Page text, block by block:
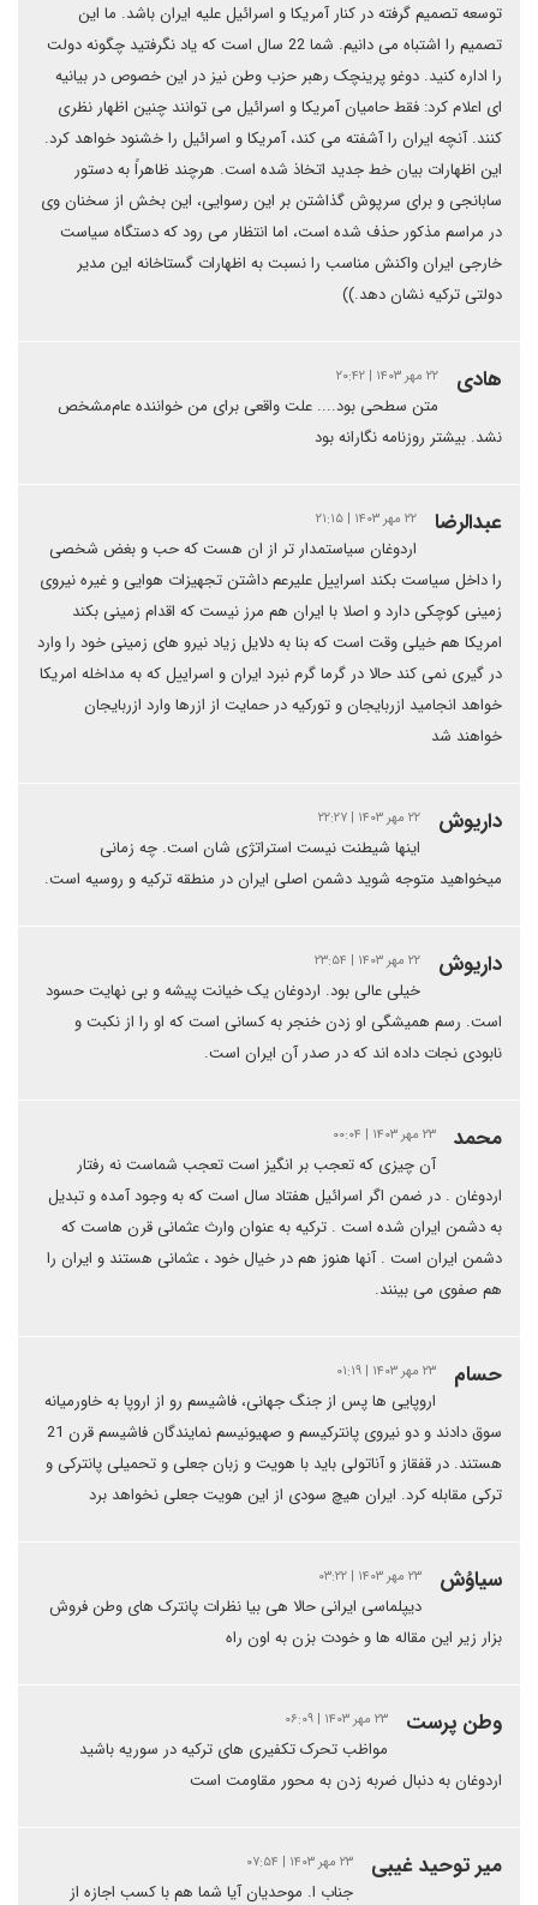
توسعه تصمیم گرفته در کنار آمریکا و اسرائیل علیه ایران باشد. ما این
تصمیم را اشتباه می دانیم. شما 22 سال است که یاد نگرفتید چگونه دولت
را اداره کنید. دوغو پرینچک رهبر حزب وطن نیز در این خصوص در بیانیه
ای اعلام کرد: فقط حامیان آمریکا و اسرائیل می توانند چنین اظهار نظری
کنند. آنچه ایران را آشفته می کند، آمریکا و اسرائیل را خشنود خواهد کرد.
این اظهارات بیان خط جدید اتخاذ شده است. هرچند ظاهراً به دستور
سابانجی و برای سرپوش گذاشتن بر این رسوایی، این بخش از سخنان وی
در مراسم مذکور حذف شده است، اما انتظار می رود که دستگاه سیاست
خارجی ایران واکنش مناسب را نسبت به اظهارات گستاخانه این مدیر
دولتی ترکیه نشان دهد.))
هادی ۲۲ مهر ۱۴۰۳ | ۲۰:۴۲
متن سطحی بود.... علت واقعی برای من خواننده عام‌مشخص
نشد. بیشتر روزنامه نگارانه بود
عبدالرضا ۲۲ مهر ۱۴۰۳ | ۲۱:۱۵
اردوغان سیاستمدار تر از ان هست که حب و بغض شخصی
را داخل سیاست بکند اسراییل علیرعم داشتن تجهیزات هوایی و غیره نیروی
زمینی کوچکی دارد و اصلا با ایران هم مرز نیست که اقدام زمینی بکند
امریکا هم خیلی وقت است که بنا به دلایل زیاد نیرو های زمینی خود را وارد
در گیری نمی کند حالا در گرما گرم نبرد ایران و اسراییل که به مداخله امریکا
خواهد انجامید ازربایجان و تورکیه در حمایت از ازرها وارد ازربایجان
خواهند شد
داریوش ۲۲ مهر ۱۴۰۳ | ۲۲:۲۷
اینها شیطنت نیست استراتژی شان است. چه زمانی
میخواهید متوجه شوید دشمن اصلی ایران در منطقه ترکیه و روسیه است.
داریوش ۲۲ مهر ۱۴۰۳ | ۲۳:۵۴
خیلی عالی بود. اردوغان یک خیانت پیشه و بی نهایت حسود
است. رسم همیشگی او زدن خنجر به کسانی است که او را از نکبت و
نابودی نجات داده اند که در صدر آن ایران است.
محمد ۲۳ مهر ۱۴۰۳ | ۰۰:۰۴
آن چیزی که تعجب بر انگیز است تعجب شماست نه رفتار
اردوغان . در ضمن اگر اسرائیل هفتاد سال است که به وجود آمده و تبدیل
به دشمن ایران شده است . ترکیه به عنوان وارث عثمانی قرن هاست که
دشمن ایران است . آنها هنوز هم در خیال خود ، عثمانی هستند و ایران را
هم صفوی می بینند.
حسام ۲۳ مهر ۱۴۰۳ | ۰۱:۱۹
اروپایی ها پس از جنگ جهانی، فاشیسم رو از اروپا به خاورمیانه
سوق دادند و دو نیروی پانترکیسم و صهیونیسم نمایندگان فاشیسم قرن 21
هستند. در قفقاز و آناتولی باید با هویت و زبان جعلی و تحمیلی پانترکی و
ترکی مقابله کرد. ایران هیچ سودی از این هویت جعلی نخواهد برد
سیاوُش ۲۳ مهر ۱۴۰۳ | ۰۳:۲۲
دیپلماسی ایرانی حالا هی بیا نظرات پانترک های وطن فروش
بزار زیر این مقاله ها و خودت بزن به اون راه
وطن پرست ۲۳ مهر ۱۴۰۳ | ۰۶:۰۹
مواظب تحرک تکفیری های ترکیه در سوریه باشید
اردوغان به دنبال ضربه زدن به محور مقاومت است
میر توحید غیبی ۲۳ مهر ۱۴۰۳ | ۰۷:۵۴
جناب ا. موحدیان آیا شما هم با کسب اجازه از